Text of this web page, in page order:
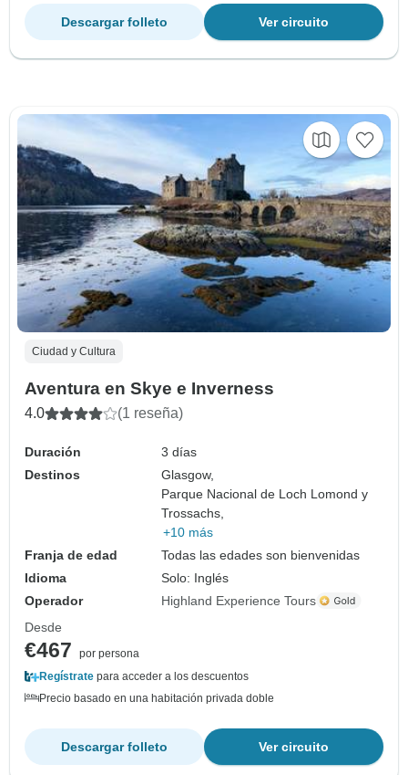
Ver circuito
Descargar folleto
Ciudad y Cultura
Aventura en Skye e Inverness
4.0 (1 reseña)
Duración
3 días
Destinos
Glasgow,
Parque Nacional de Loch Lomond y
Trossachs,
+10 más
Franja de edad
Todas las edades son bienvenidas
Idioma
Solo: Inglés
Operador
Highland Experience Tours
Desde
€467
por persona
Regístrate para acceder a los descuentos
Precio basado en una habitación privada doble
Ver circuito
Descargar folleto